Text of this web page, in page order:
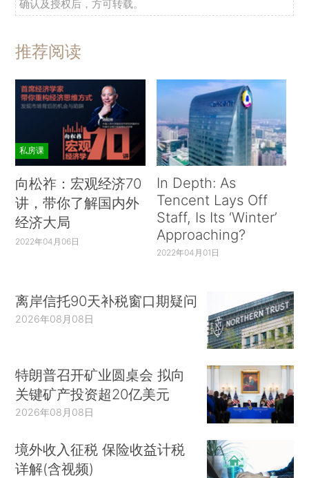
确认及授权后，方可转载。
推荐阅读
私房课
向松祚：宏观经济70
讲，带你了解国内外
经济大局
2022年04月06日
In Depth: As
Tencent Lays Off
Staff, Is Its ‘Winter’
Approaching?
2022年04月01日
离岸信托90天补税窗口期疑问
2026年08月08日
特朗普召开矿业圆桌会 拟向
关键矿产投资超20亿美元
2026年08月08日
境外收入征税 保险收益计税
详解(含视频)